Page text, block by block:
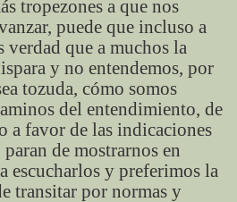
tropezones a que nos
puede que incluso a
verdad que a muchos la
y no entendemos, por
tozuda, cómo somos
del entendimiento, de
a favor de las indicaciones
de mostrarnos en
escucharlos y preferimos la
transitar por normas y